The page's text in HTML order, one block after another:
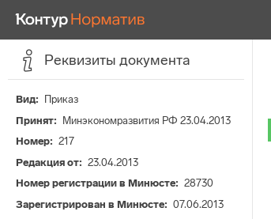
Реквизиты документа
Вид
Приказ
Принят
Минэкономразвития РФ 23.04.2013
Номер
217
Редакция от
23.04.2013
Номер регистрации в Минюсте
28730
Зарегистрирован в Минюсте
07.06.2013